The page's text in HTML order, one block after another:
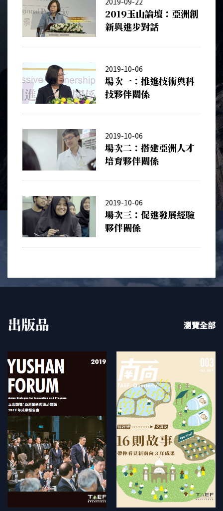
2019玉山論壇：亞洲創
新與進步對話
2019-10-06
場次一：推進技術與科
技夥伴關係
2019-10-06
場次二：搭建亞洲人才
培育夥伴關係
2019-10-06
場次三：促進發展經驗
夥伴關係
出版品 瀏覽全部
BOOK